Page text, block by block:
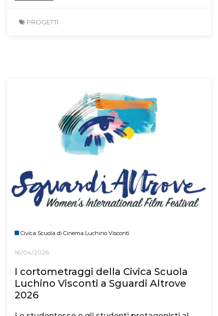
PROGETTI
Civica Scuola di Cinema Luchino Visconti
16/04/2026
I cortometraggi della Civica Scuola
Luchino Visconti a Sguardi Altrove
2026